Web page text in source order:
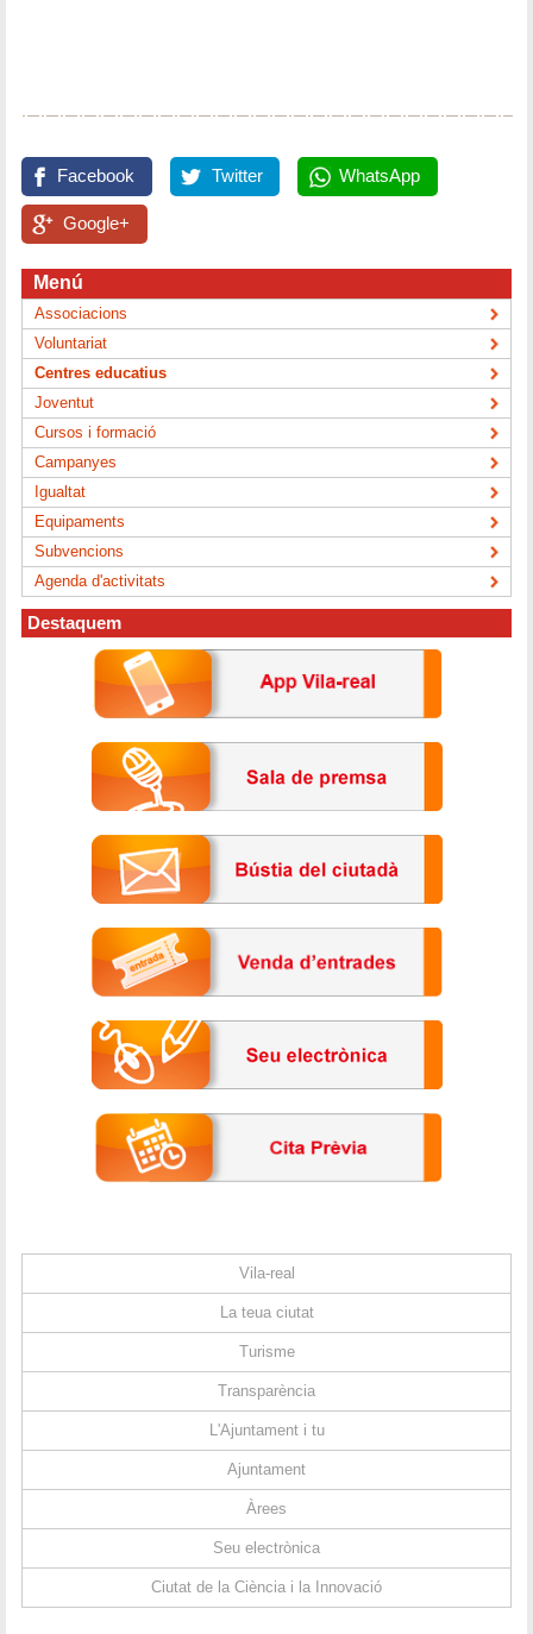
Facebook Twitter WhatsApp
Google+
Menú
Associacions
Voluntariat
Centres educatius
Joventut
Cursos i formació
Campanyes
Igualtat
Equipaments
Subvencions
Agenda d'activitats
Destaquem
Vila-real
La teua ciutat
Turisme
Transparència
L'Ajuntament i tu
Ajuntament
Àrees
Seu electrònica
Ciutat de la Ciència i la Innovació